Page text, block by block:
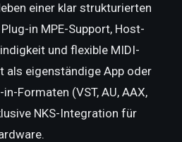
einer klar strukturierten
in MPE-Support, Host-
und flexible MIDI-
als eigenständige App oder
Formaten (VST, AU, AAX,
NKS-Integration für